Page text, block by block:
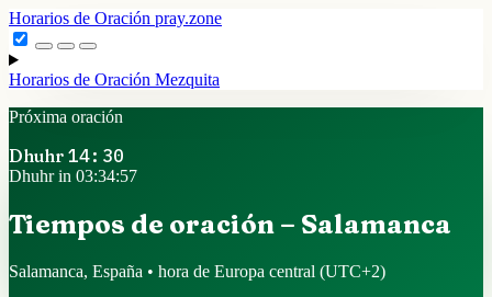
Horarios de Oración pray.zone
Horarios de Oración Mezquita
Próxima oración
Dhuhr 14:30
Dhuhr in 03:34:57
Tiempos de oración – Salamanca
Salamanca, España • hora de Europa central (UTC+2)